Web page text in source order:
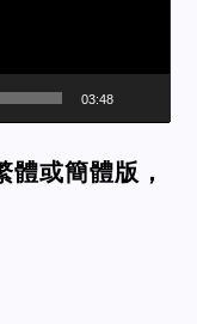
03:48
或簡體版，